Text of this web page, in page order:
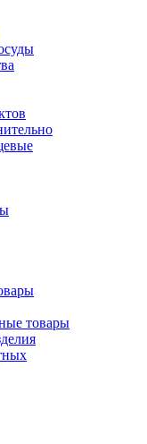
товары